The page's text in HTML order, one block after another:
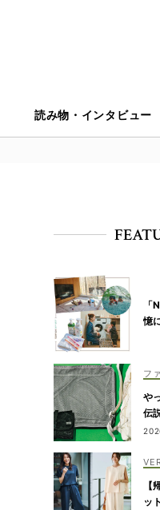
読み物・インタビュー
「
憶
フ
や
伝
「
ッ